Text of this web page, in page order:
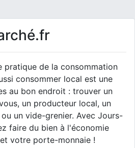
pratique de la consommation
consommer local est une
au bon endroit : trouver un
un producteur local, un
un vide-grenier. Avec Jours-
faire du bien à l'économie
votre porte-monnaie !